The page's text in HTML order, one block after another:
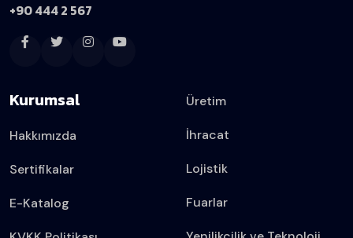
+90 444 2 567
Kurumsal
Hakkımızda
Sertifikalar
E-Katalog
Üretim
İhracat
Lojistik
Fuarlar